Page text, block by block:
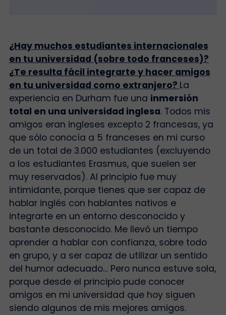
¿Hay muchos estudiantes internacionales
en tu universidad (sobre todo franceses)?
¿Te resulta fácil integrarte y hacer amigos
en tu universidad como extranjero? La
experiencia en Durham fue una inmersión
total en una universidad inglesa. Todos mis
amigos eran ingleses excepto 2 francesas, ya
que sólo conocía a 5 franceses en mi curso
de un total de 3.000 estudiantes (excluyendo
a los estudiantes Erasmus, que suelen ser
muy reservados). Al principio fue muy
intimidante, porque tienes que ser capaz de
hablar inglés con hablantes nativos e
integrarte en un entorno desconocido y
bastante desconocido. Me llevó un tiempo
aprender a hablar con confianza, sobre todo
en grupo, y a ser capaz de utilizar un sentido
del humor adecuado… Pero nunca estuve sola,
porque desde el principio pude conocer
amigos en mi universidad que hoy siguen
siendo algunos de mis mejores amigos.